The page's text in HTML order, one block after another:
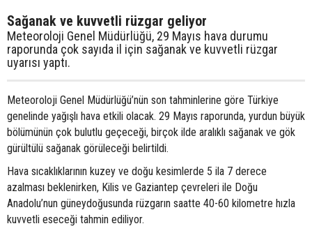
Sağanak ve kuvvetli rüzgar geliyor
Meteoroloji Genel Müdürlüğü, 29 Mayıs hava durumu
raporunda çok sayıda il için sağanak ve kuvvetli rüzgar
uyarısı yaptı.
Meteoroloji Genel Müdürlüğü’nün son tahminlerine göre Türkiye
genelinde yağışlı hava etkili olacak. 29 Mayıs raporunda, yurdun büyük
bölümünün çok bulutlu geçeceği, birçok ilde aralıklı sağanak ve gök
gürültülü sağanak görüleceği belirtildi.
Hava sıcaklıklarının kuzey ve doğu kesimlerde 5 ila 7 derece
azalması beklenirken, Kilis ve Gaziantep çevreleri ile Doğu
Anadolu’nun güneydoğusunda rüzgarın saatte 40-60 kilometre hızla
kuvvetli eseceği tahmin ediliyor.